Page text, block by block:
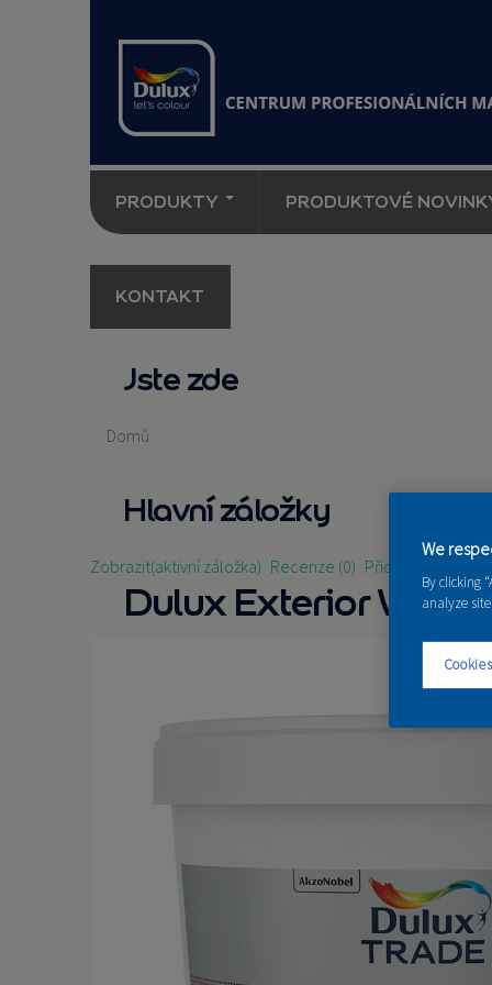
PRODUKTY PRODUKTOVÉ
KONTAKT
Jste zde
Domů
Hlavní záložky
Zobrazit(aktivní záložka) Recenze (0) Přidat recenzi
Dulux Exterior Wall
We
By clicking
analyze